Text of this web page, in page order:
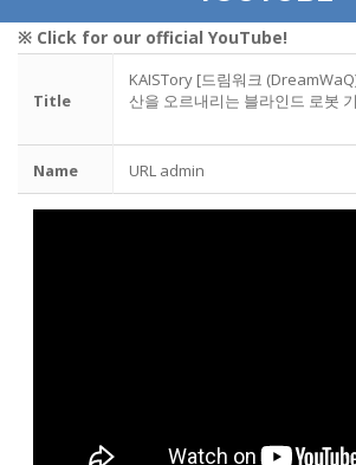
※ Click for our official YouTube!
Title
KAISTory [드림워크
산을 오르내리는 블라인드 로봇
Name URL admin